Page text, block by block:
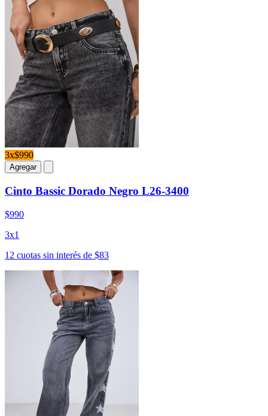
3x$990
Agregar
Cinto Bassic Dorado Negro L26-3400
$990
3x1
12 cuotas sin interés de $83